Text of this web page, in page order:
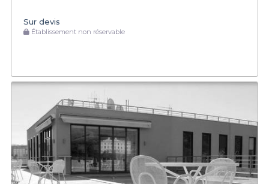
Sur devis
Établissement non réservable